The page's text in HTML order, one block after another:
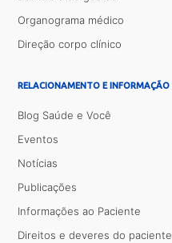
Organograma médico
Direção corpo clínico
RELACIONAMENTO E INFORMAÇÃO
Blog Saúde e Você
Eventos
Notícias
Publicações
Informações ao Paciente
Direitos e deveres do paciente